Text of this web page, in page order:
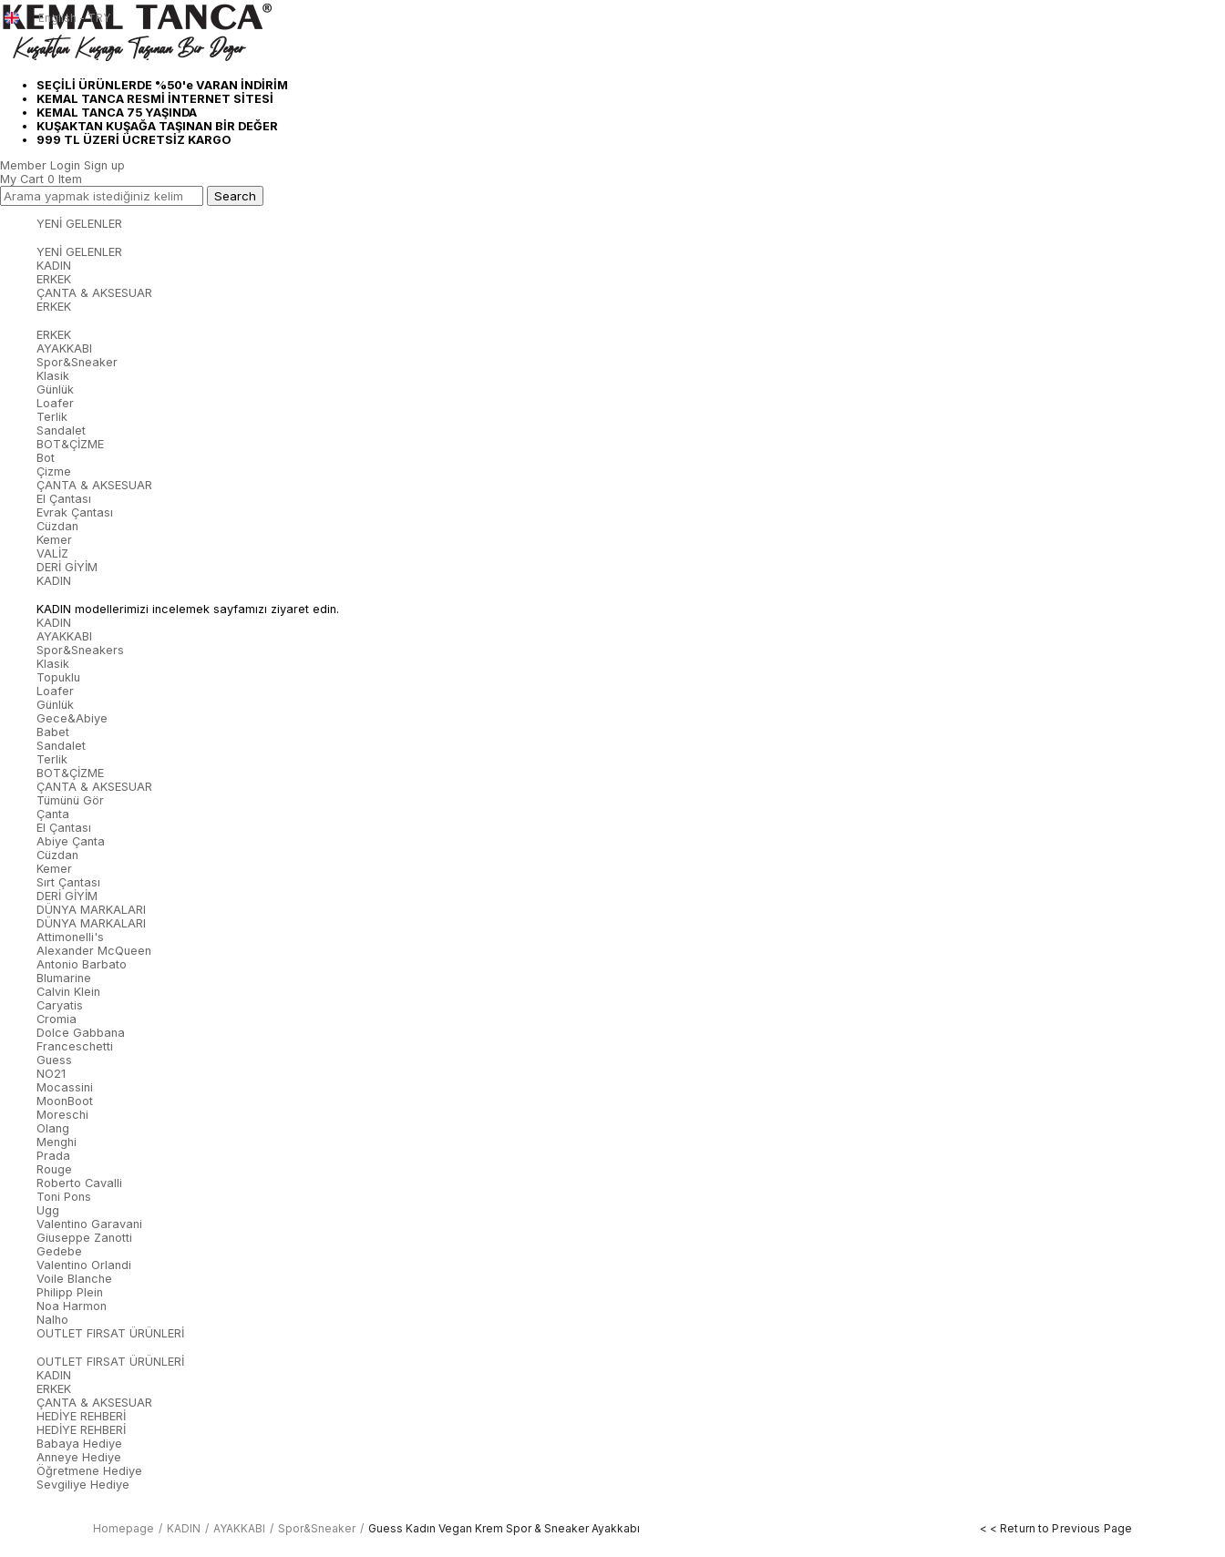
SEÇİLİ ÜRÜNLERDE %50'e VARAN İNDİRİM
KEMAL TANCA RESMİ İNTERNET SİTESİ
KEMAL TANCA 75 YAŞINDA
KUŞAKTAN KUŞAĞA TAŞINAN BİR DEĞER
999 TL ÜZERİ ÜCRETSİZ KARGO
English - TRY
Member Login Sign up
My Cart 0 Item
YENİ GELENLER
YENİ GELENLER
KADIN
ERKEK
ÇANTA & AKSESUAR
ERKEK
ERKEK
AYAKKABI
Spor&Sneaker
Klasik
Günlük
Loafer
Terlik
Sandalet
BOT&ÇİZME
Bot
Çizme
ÇANTA & AKSESUAR
El Çantası
Evrak Çantası
Cüzdan
Kemer
VALİZ
DERİ GİYİM
KADIN
KADIN modellerimizi incelemek sayfamızı ziyaret edin.
KADIN
AYAKKABI
Spor&Sneakers
Klasik
Topuklu
Loafer
Günlük
Gece&Abiye
Babet
Sandalet
Terlik
BOT&ÇİZME
ÇANTA & AKSESUAR
Tümünü Gör
Çanta
El Çantası
Abiye Çanta
Cüzdan
Kemer
Sırt Çantası
DERİ GİYİM
DÜNYA MARKALARI
DÜNYA MARKALARI
Attimonelli's
Alexander McQueen
Antonio Barbato
Blumarine
Calvin Klein
Caryatis
Cromia
Dolce Gabbana
Franceschetti
Guess
NO21
Mocassini
MoonBoot
Moreschi
Olang
Menghi
Prada
Rouge
Roberto Cavalli
Toni Pons
Ugg
Valentino Garavani
Giuseppe Zanotti
Gedebe
Valentino Orlandi
Voile Blanche
Philipp Plein
Noa Harmon
Nalho
OUTLET FIRSAT ÜRÜNLERİ
OUTLET FIRSAT ÜRÜNLERİ
KADIN
ERKEK
ÇANTA & AKSESUAR
HEDİYE REHBERİ
HEDİYE REHBERİ
Babaya Hediye
Anneye Hediye
Öğretmene Hediye
Sevgiliye Hediye
Homepage KADIN AYAKKABI Spor&Sneaker Guess Kadın Vegan Krem Spor & Sneaker Ayakkabı < < Return to Previous Page